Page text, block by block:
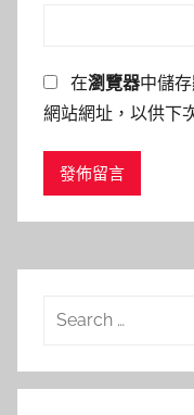
在瀏覽器中儲
網站網址，以供下
Search